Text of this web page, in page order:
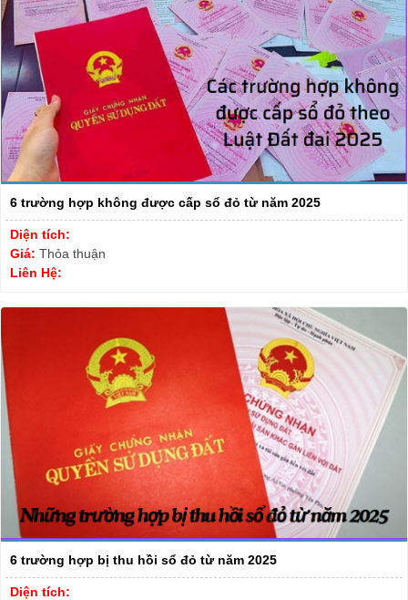
6 trường hợp không được cấp sổ đỏ từ năm 2025
Diện tích:
Giá: Thỏa thuận
Liên Hệ:
6 trường hợp bị thu hồi sổ đỏ từ năm 2025
Diện tích: